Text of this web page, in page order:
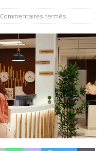
Commentaires fermés